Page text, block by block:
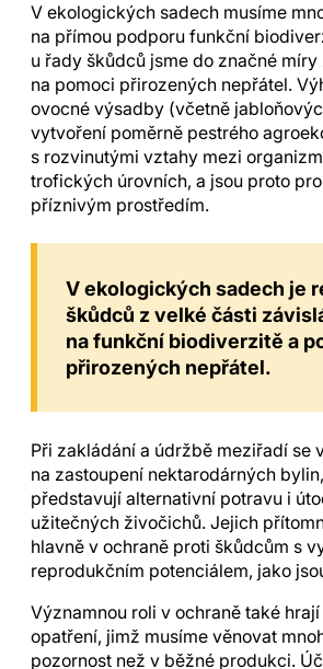
V ekologických sadech musíme
na přímou podporu funkční
u řady škůdců jsme do značné
na pomoci přirozených nepřátel.
ovocné výsadby (včetně
vytvoření poměrně pestrého
s rozvinutými vztahy mezi
trofických úrovních, a jsou proto
příznivým prostředím.
V ekologických sadech je
škůdců z velké části
na funkční biodiverzitě a
přirozených nepřátel.
Při zakládání a údržbě meziřadí se
na zastoupení nektarodárných
představují alternativní potravu i
užitečných živočichů. Jejich
hlavně v ochraně proti škůdcům s
reprodukčním potenciálem, jako
Významnou roli v ochraně také
opatření, jimž musíme věnovat
pozornost než v běžné produkci.